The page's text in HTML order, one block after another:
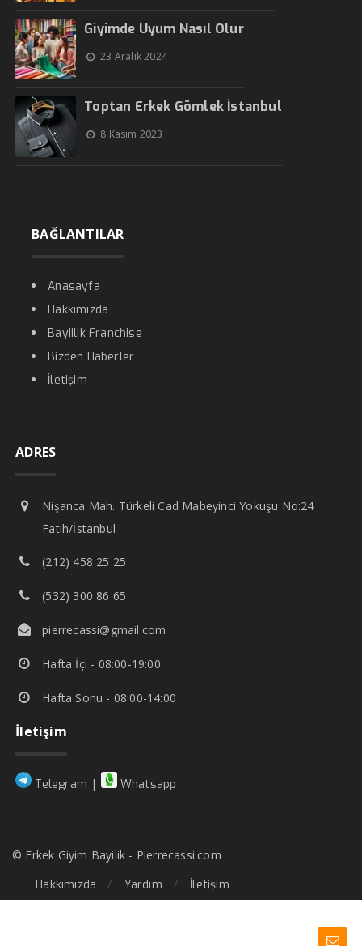
Giyimde Uyum Nasıl Olur
23 Aralık 2024
Toptan Erkek Gömlek İstanbul
8 Kasım 2023
BAĞLANTILAR
Anasayfa
Hakkımızda
Bayiilik Franchise
Bizden Haberler
İletişim
ADRES
Nişanca Mah. Türkeli Cad Mabeyinci Yokuşu No:24
Fatih/İstanbul
(212) 458 25 25
(532) 300 86 65
pierrecassi@gmail.com
Hafta İçi - 08:00-19:00
Hafta Sonu - 08:00-14:00
İletişim
Telegram | Whatsapp
© Erkek Giyim Bayilik - Pierrecassi.com
Hakkımızda
Yardım İletişim